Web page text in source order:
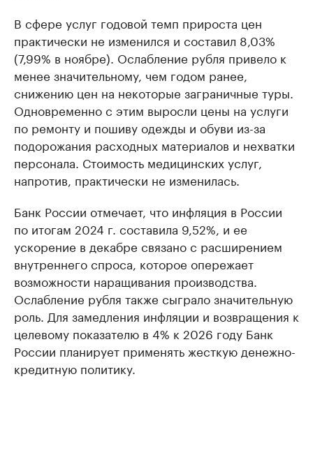
В сфере услуг годовой темп прироста цен
практически не изменился и составил 8,03%
(7,99% в ноябре). Ослабление рубля привело к
менее значительному, чем годом ранее,
снижению цен на некоторые заграничные туры.
Одновременно с этим выросли цены на услуги
по ремонту и пошиву одежды и обуви из-за
подорожания расходных материалов и нехватки
персонала. Стоимость медицинских услуг,
напротив, практически не изменилась.
Банк России отмечает, что инфляция в России
по итогам 2024 г. составила 9,52%, и ее
ускорение в декабре связано с расширением
внутреннего спроса, которое опережает
возможности наращивания производства.
Ослабление рубля также сыграло значительную
роль. Для замедления инфляции и возвращения к
целевому показателю в 4% к 2026 году Банк
России планирует применять жесткую денежно-
кредитную политику.